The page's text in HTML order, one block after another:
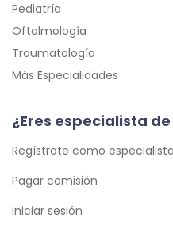
Pediatría
Oftalmología
Traumatología
Más Especialidades
¿Eres especialista
Regístrate como especialista
Pagar comisión
Iniciar sesión